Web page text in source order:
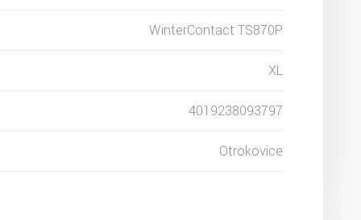
WinterContact TS870P
XL
4019238093797
Otrokovice